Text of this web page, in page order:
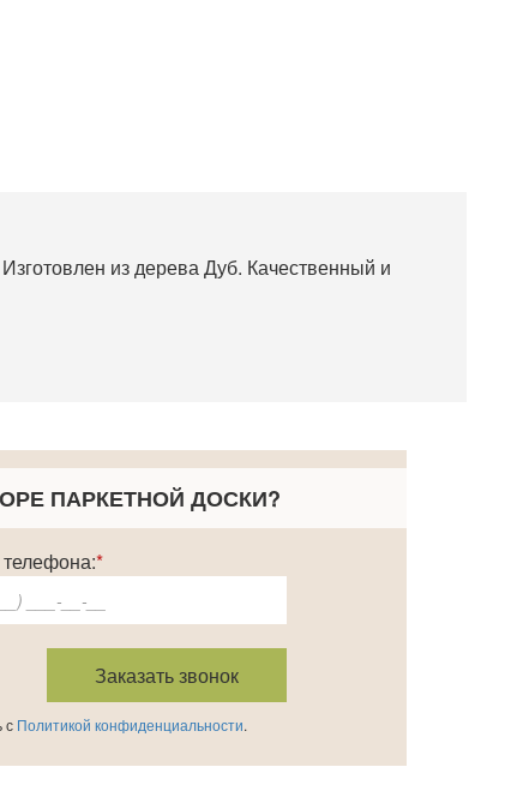
из дерева Дуб. Качественный и
ПАРКЕТНОЙ ДОСКИ?
*
с Политикой конфиденциальности.